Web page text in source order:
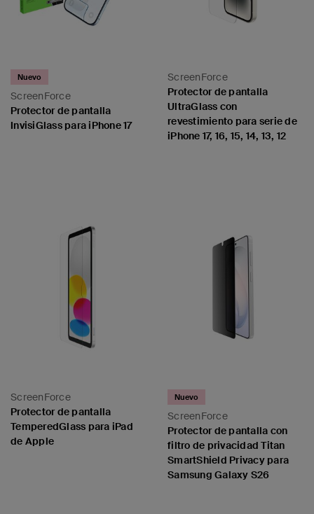
ScreenForce
Nuevo
Protector de pantalla
InvisiGlass para iPhone 17
ScreenForce
Protector de pantalla
UltraGlass con
revestimiento para serie de
iPhone 17, 16, 15, 14, 13, 12
ScreenForce
Protector de pantalla
TemperedGlass para iPad
de Apple
ScreenForce
Nuevo
Protector de pantalla con
filtro de privacidad Titan
SmartShield Privacy para
Samsung Galaxy S26